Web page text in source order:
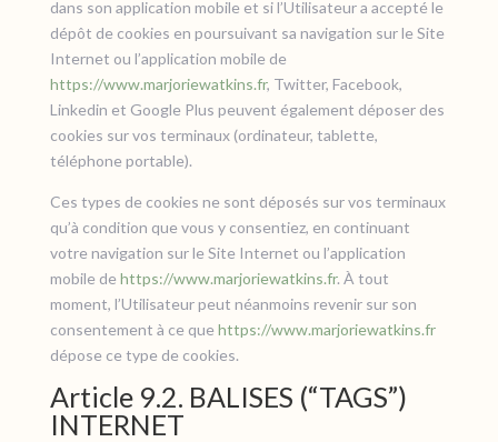
dans son application mobile et si l’Utilisateur a accepté le
dépôt de cookies en poursuivant sa navigation sur le Site
Internet ou l’application mobile de
https://www.marjoriewatkins.fr, Twitter, Facebook,
Linkedin et Google Plus peuvent également déposer des
cookies sur vos terminaux (ordinateur, tablette,
téléphone portable).
Ces types de cookies ne sont déposés sur vos terminaux
qu’à condition que vous y consentiez, en continuant
votre navigation sur le Site Internet ou l’application
mobile de https://www.marjoriewatkins.fr. À tout
moment, l’Utilisateur peut néanmoins revenir sur son
consentement à ce que https://www.marjoriewatkins.fr
dépose ce type de cookies.
Article 9.2. BALISES (“TAGS”)
INTERNET